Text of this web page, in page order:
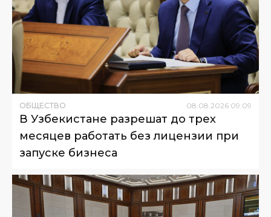
ОБЩЕСТВО 08.08.2026 09:09
В Узбекистане разрешат до трех
месяцев работать без лицензии при
запуске бизнеса